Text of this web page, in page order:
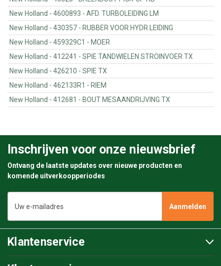
New Holland - 4600893 - AFD. TURBOLEIDING LM
New Holland - 430357 - RUBBER VOOR HYDR.LEIDING
New Holland - 459329C1 - MOER
New Holland - 412241 - SPIE TANDWIELEN STROINVOER TX
New Holland - 426210 - SPIE TX
New Holland - 462133R1 - RIEM
New Holland - 412681 - BOUT MESAANDRIJVING TX
Inschrijven voor onze nieuwsbrief
Ontvang de laatste updates over nieuwe producten en
komende uitverkoopperiodes
mailadres
Klantenservice